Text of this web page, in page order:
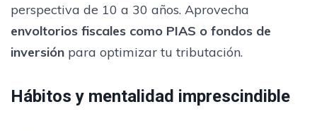
perspectiva de 10 a 30 años. Aprovecha
envoltorios fiscales como PIAS o fondos de
inversión para optimizar tu tributación.
Hábitos y mentalidad imprescindible